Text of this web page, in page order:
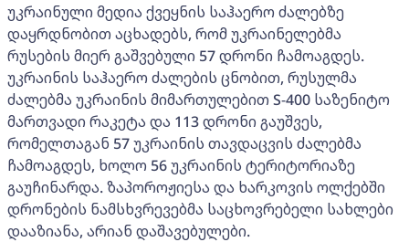
უკრაინული მედია ქვეყნის საჰაერო ძალებზე
დაყრდნობით აცხადებს, რომ უკრაინელებმა
რუსების მიერ გაშვებული 57 დრონი ჩამოაგდეს.
უკრაინის საჰაერო ძალების ცნობით, რუსულმა
ძალებმა უკრაინის მიმართულებით S-400 საზენიტო
მართვადი რაკეტა და 113 დრონი გაუშვეს,
რომელთაგან 57 უკრაინის თავდაცვის ძალებმა
ჩამოაგდეს, ხოლო 56 უკრაინის ტერიტორიაზე
გაუჩინარდა. ზაპოროჟიესა და ხარკოვის ოლქებში
დრონების ნამსხვრევებმა საცხოვრებელი სახლები
დააზიანა, არიან დაშავებულები.